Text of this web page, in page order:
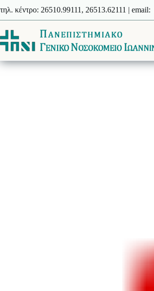
στο
περιεχόμενο
τηλ. κέντρο: 26510.99111, 26513.62111 | email: